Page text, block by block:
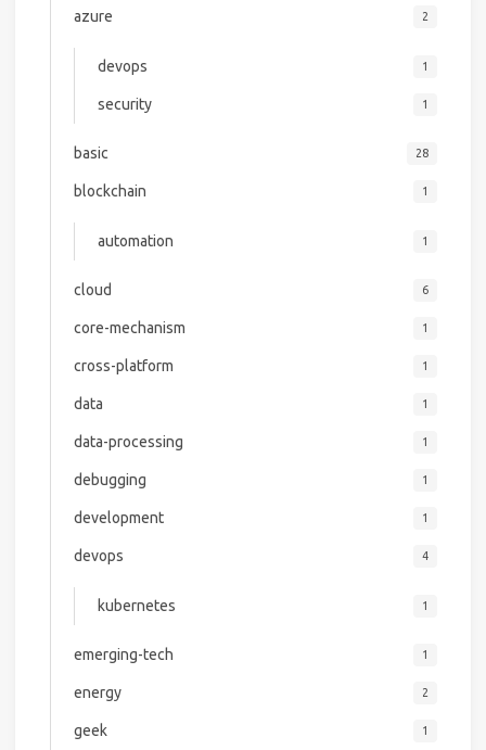
azure 2
devops 1
security 1
basic 28
blockchain 1
automation 1
cloud 6
core-mechanism 1
cross-platform 1
data 1
data-processing 1
debugging 1
development 1
devops 4
kubernetes 1
emerging-tech 1
energy 2
geek 1